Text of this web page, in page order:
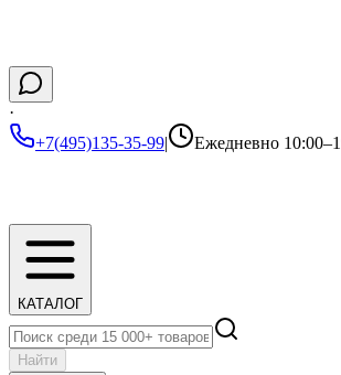
·
+7(495)135-35-99| Ежедневно
КАТАЛОГ
Найти